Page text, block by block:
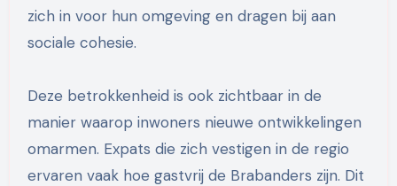
zich in voor hun omgeving en dragen bij aan
sociale cohesie.
Deze betrokkenheid is ook zichtbaar in de
manier waarop inwoners nieuwe ontwikkelingen
omarmen. Expats die zich vestigen in de regio
ervaren vaak hoe gastvrij de Brabanders zijn. Dit